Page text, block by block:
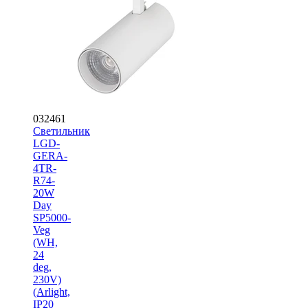
032461
Светильник
LGD-
GERA-
4TR-
R74-
20W
Day
SP5000-
Veg
(WH,
24
deg,
230V)
(Arlight,
IP20